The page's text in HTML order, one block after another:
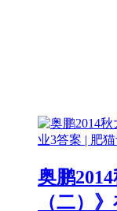
奥鹏
（二）